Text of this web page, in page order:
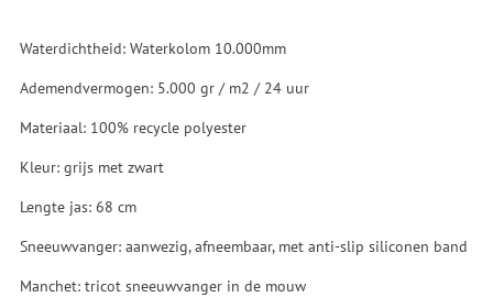
Waterdichtheid: Waterkolom 10.000mm
Ademendvermogen: 5.000 gr / m2 / 24 uur
Materiaal: 100% recycle polyester
Kleur: grijs met zwart
Lengte jas: 68 cm
Sneeuwvanger: aanwezig, afneembaar, met anti-slip siliconen band
Manchet: tricot sneeuwvanger in de mouw